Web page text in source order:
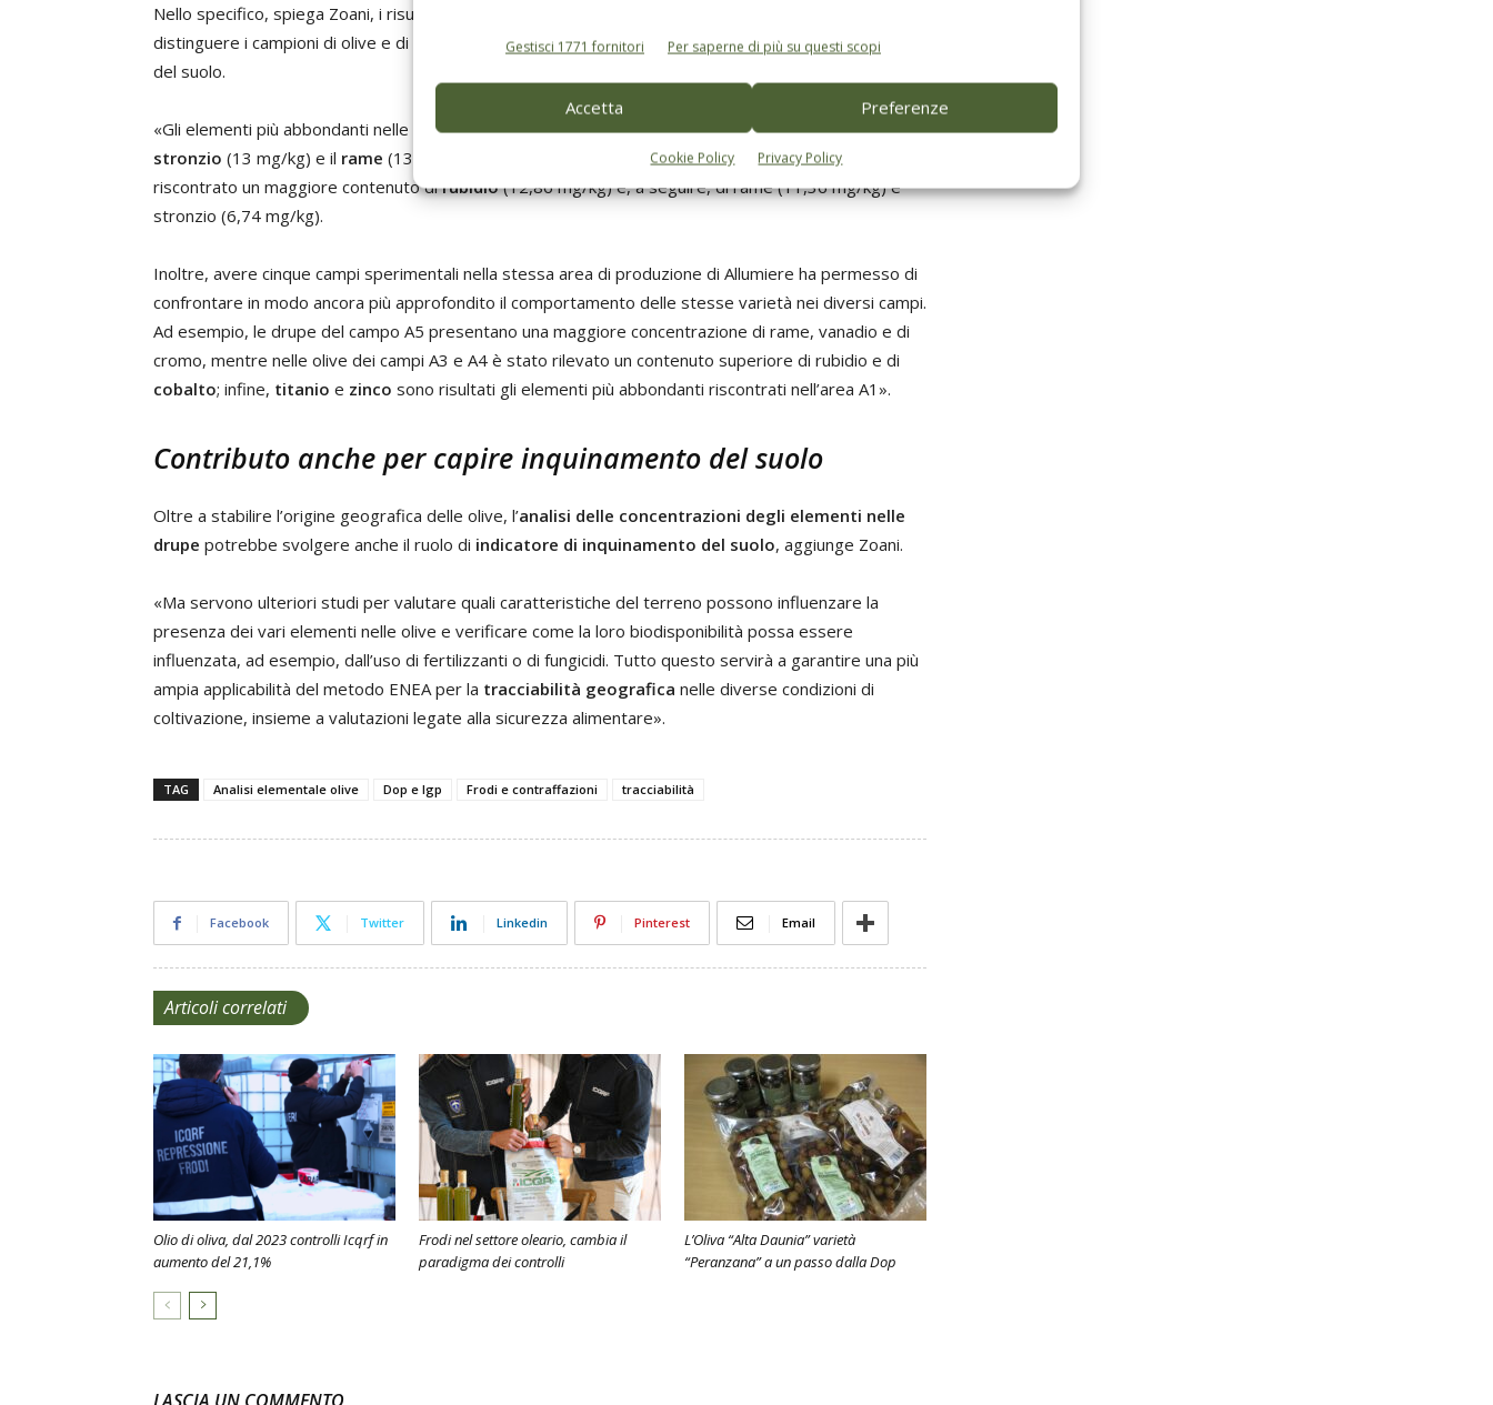
Gestisci 1771 fornitori Per saperne di più su questi scopi
Accetta Preferenze
Cookie Policy Privacy Policy
Nello specifico, spiega Zoani, i risultati dell’analisi elementale hanno dimostrato la possibilità di
distinguere i campioni di olive e di foglie per area di produzione, in base alle differenti caratteristiche
del suolo.
«Gli elementi più abbondanti nelle drupe dell’oliveto del Centro Ricerche ENEA sono risultati lo
stronzio (13 mg/kg) e il rame (13,44 mg/kg). Invece per la zona di produzione di Allumiere è stato
riscontrato un maggiore contenuto dirubidio(12,86 mg/kg) e, a seguire, di rame (11,36 mg/kg) e
stronzio (6,74 mg/kg).
Inoltre, avere cinque campi sperimentali nella stessa area di produzione di Allumiere ha permesso di
confrontare in modo ancora più approfondito il comportamento delle stesse varietà nei diversi campi.
Ad esempio, le drupe del campo A5 presentano una maggiore concentrazione di rame, vanadio e di
cromo, mentre nelle olive dei campi A3 e A4 è stato rilevato un contenuto superiore di rubidio e di
cobalto; infine, titanio e zinco sono risultati gli elementi più abbondanti riscontrati nell’area A1».
Contributo anche per capire inquinamento del suolo
Oltre a stabilire l’origine geografica delle olive, l’analisi delle concentrazioni degli elementi nelle
drupe potrebbe svolgere anche il ruolo di indicatore di inquinamento del suolo, aggiunge Zoani.
«Ma servono ulteriori studi per valutare quali caratteristiche del terreno possono influenzare la
presenza dei vari elementi nelle olive e verificare come la loro biodisponibilità possa essere
influenzata, ad esempio, dall’uso di fertilizzanti o di fungicidi. Tutto questo servirà a garantire una più
ampia applicabilità del metodo ENEA per la tracciabilità geografica nelle diverse condizioni di
coltivazione, insieme a valutazioni legate alla sicurezza alimentare».
TAG Analisi elementale olive Dop e Igp Frodi e contraffazioni tracciabilità
Facebook Twitter Linkedin Pinterest Email
Articoli correlati
Olio di oliva, dal 2023 controlli Icqrf in
aumento del 21,1%
Frodi nel settore oleario, cambia il
paradigma dei controlli
L’Oliva “Alta Daunia” varietà
“Peranzana” a un passo dalla Dop